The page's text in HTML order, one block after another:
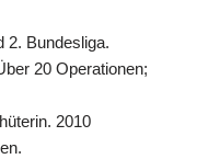
2. Bundesliga.
20 Operationen;
2010